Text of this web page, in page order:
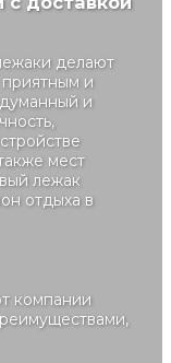
делают
и
и
мест
лежак
отдыха в
компании